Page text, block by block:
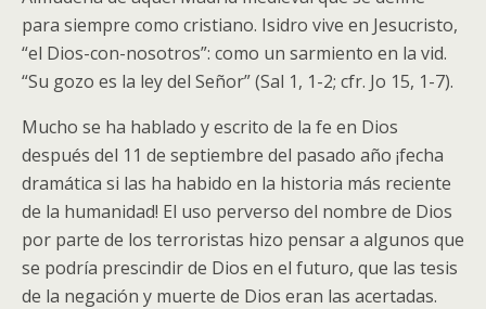
para siempre como cristiano. Isidro vive en Jesucristo,
“el Dios-con-nosotros”: como un sarmiento en la vid.
“Su gozo es la ley del Señor” (Sal 1, 1-2; cfr. Jo 15, 1-7).
Mucho se ha hablado y escrito de la fe en Dios
después del 11 de septiembre del pasado año ¡fecha
dramática si las ha habido en la historia más reciente
de la humanidad! El uso perverso del nombre de Dios
por parte de los terroristas hizo pensar a algunos que
se podría prescindir de Dios en el futuro, que las tesis
de la negación y muerte de Dios eran las acertadas.